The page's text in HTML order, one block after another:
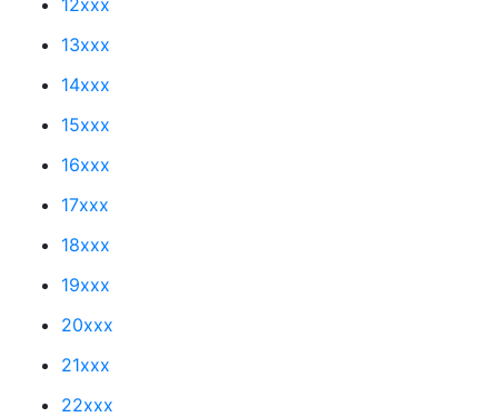
13xxx
14xxx
15xxx
16xxx
17xxx
18xxx
19xxx
20xxx
21xxx
22xxx